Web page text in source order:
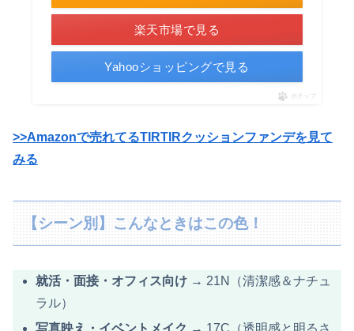
楽天市場で見る
Yahooショッピングで見る
ポチップ
>>Amazonで売れてるTIRTIRクッションファンデを見て
みる
【シーン別】こんなときはこの色！
就活・面接・オフィス向け → 21N（清潔感＆ナチュ
ラル）
写真映え・イベントメイク → 17C（透明感と明るさ